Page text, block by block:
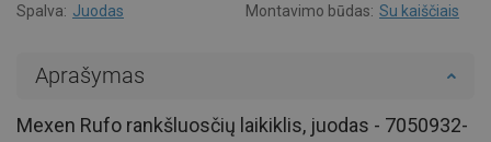
Spalva: Juodas Montavimo būdas: Su kaiščiais
Aprašymas
Mexen Rufo rankšluosčių laikiklis, juodas - 7050932-